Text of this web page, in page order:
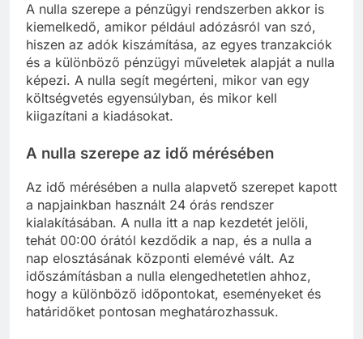
A nulla szerepe a pénzügyi rendszerben akkor is
kiemelkedő, amikor például adózásról van szó,
hiszen az adók kiszámítása, az egyes tranzakciók
és a különböző pénzügyi műveletek alapját a nulla
képezi. A nulla segít megérteni, mikor van egy
költségvetés egyensúlyban, és mikor kell
kiigazítani a kiadásokat.
A nulla szerepe az idő mérésében
Az idő mérésében a nulla alapvető szerepet kapott
a napjainkban használt 24 órás rendszer
kialakításában. A nulla itt a nap kezdetét jelöli,
tehát 00:00 órától kezdődik a nap, és a nulla a
nap elosztásának központi elemévé vált. Az
időszámításban a nulla elengedhetetlen ahhoz,
hogy a különböző időpontokat, eseményeket és
határidőket pontosan meghatározhassuk.